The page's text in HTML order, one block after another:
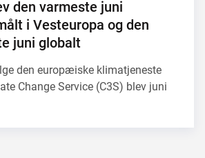
den varmeste juni
i Vesteuropa og den
juni globalt
den europæiske klimatjeneste
Change Service (C3S) blev juni